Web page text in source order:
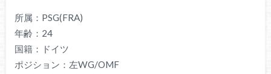
所属：PSG(FRA)
年齢：24
国籍：ドイツ
ポジション：左WG/OMF